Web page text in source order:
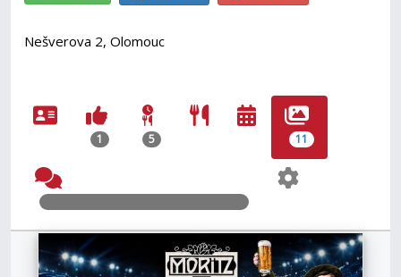
Nešverova 2, Olomouc
1 5 11